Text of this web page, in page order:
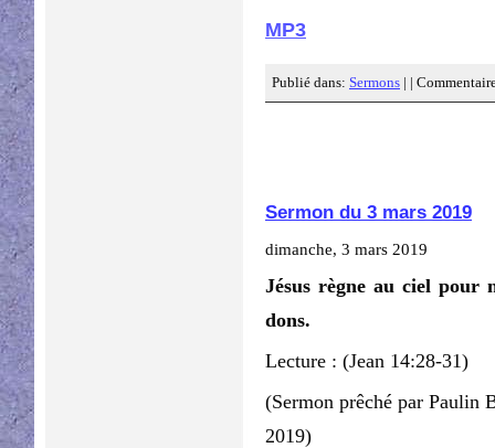
MP3
Publié dans: Sermons | |
Sermon du 3 mars 2019
dimanche, 3 mars 2019
Jésus règne au ciel pour
dons.
Lecture : (Jean 14:28-31)
(Sermon prêché par Paulin
2019)